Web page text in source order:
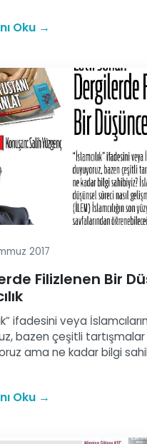
Oku →
2017
Filizlenen Bir
ifadesini veya
bazen çeşitli
ama ne kadar bilgi
Oku →